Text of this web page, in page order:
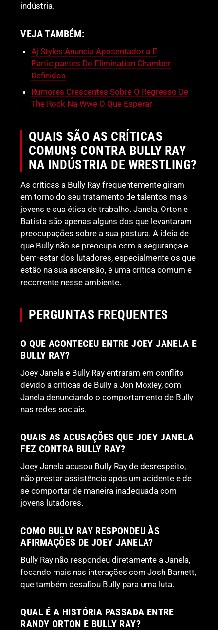
indústria.
VEJA TAMBÉM:
Aj Styles Anuncia Aposentadoria E
Participantes Do Elimination Chamber
Definidos
Rumores Crescentes Sobre O Regresso De
The Rock Na Wwe O Que Esperar
QUAIS SÃO AS CRÍTICAS
COMUNS CONTRA BULLY RAY
NA INDÚSTRIA DE WRESTLING?
As críticas a Bully Ray frequentemente giram
em torno do seu tratamento de talentos mais
jovens e sua ética de trabalho. Janela, Orton e
Batista são apenas alguns dos que levantaram
preocupações sobre a sua postura. A ideia de
que Bully não se preocupa com a segurança e
bem-estar dos lutadores, especialmente os que
estão na sua ascensão, é uma crítica comum e
recorrente nesse ambiente.
PERGUNTAS FREQUENTES
O QUE ACONTECEU ENTRE JOEY JANELA E
BULLY RAY?
Joey Janela e Bully Ray entraram em conflito
devido a críticas de Bully a Jon Moxley, com
Janela denunciando o comportamento de Bully
nas redes sociais.
QUAIS AS ACUSAÇÕES QUE JOEY JANELA
FEZ CONTRA BULLY RAY?
Joey Janela acusou Bully Ray de desrespeito,
não prestar assistência após um acidente e de
se comportar de maneira inadequada com
jovens lutadores.
COMO BULLY RAY RESPONDEU ÀS
AFIRMAÇÕES DE JOEY JANELA?
Bully Ray não respondeu diretamente a Janela,
focando mais nas interações com Josh Barnett,
que também desafiou Bully para uma luta.
QUAL É A HISTÓRIA PASSADA ENTRE
RANDY ORTON E BULLY RAY?